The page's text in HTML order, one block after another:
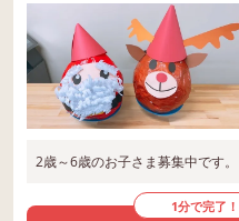
2歳～6歳のお子さま募集中です。
1分で完了！